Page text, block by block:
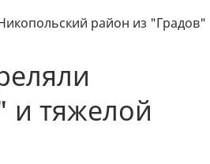
район из "Градов"
и тяжелой